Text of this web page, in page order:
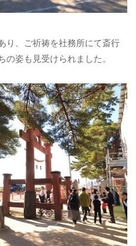
り、ご祈祷を社務所にて斎行
姿も見受けられました。